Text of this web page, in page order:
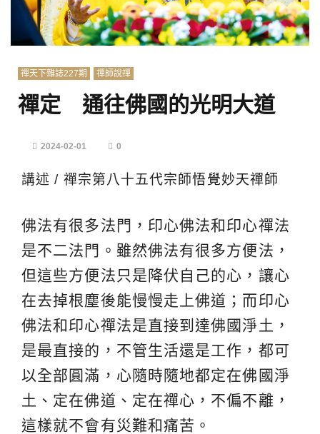
禪天下雜誌227期 禪師說禪
禪定 通往佛國的光明大道
2024-02-01 0
講述 / 禪宗第八十五代宗師悟覺妙天禪師
佛法有很多法門，印心佛法和印心禪法
是不二法門。雖然佛法有很多方便法，
但這些方便法只是降伏自己的心，讓心
在去掉根塵後能慢慢走上佛道；而印心
佛法和印心禪法是直接到達佛國淨土，
是最直接的，不管生活還是工作，都可
以全部圓滿，心隨時隨地都定在佛國淨
土、定在佛道、定在禪心，不偏不離，
這樣就不會有災難和痛苦。